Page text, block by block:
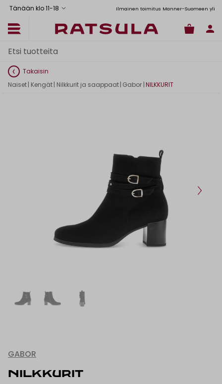
Tänään klo 11-18
Toimituskulut alk. 6,90€ Ilmainen toimitus Manner-Suomeen yli
Takaisin
Naiset| Kengät| Nilkkurit ja saappaat | Gabor |NILKKURIT
GABOR
NILKKURIT